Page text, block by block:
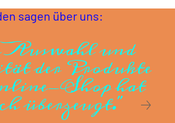
sagen über uns:
Auswahl und
der Produkte
Shop hat
überzeugt."